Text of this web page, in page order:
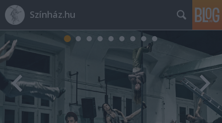
Színház.hu